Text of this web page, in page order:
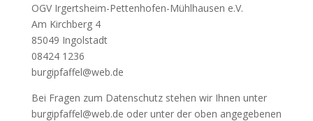
OGV Irgertsheim-Pettenhofen-Mühlhausen e.V.
Am Kirchberg 4
85049 Ingolstadt
08424 1236
burgipfaffel@web.de
Bei Fragen zum Datenschutz stehen wir Ihnen unter
burgipfaffel@web.de oder unter der oben angegebenen